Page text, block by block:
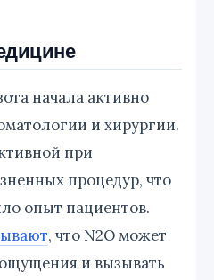
начала активно
и хирургии.
при
процедур, что
опыт пациентов.
, что N2O может
и вызывать